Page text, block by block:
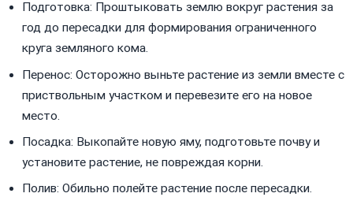
Подготовка: Проштыковать землю вокруг растения за
год до пересадки для формирования ограниченного
круга земляного кома.
Перенос: Осторожно выньте растение из земли вместе с
приствольным участком и перевезите его на новое
место.
Посадка: Выкопайте новую яму, подготовьте почву и
установите растение, не повреждая корни.
Полив: Обильно полейте растение после пересадки.